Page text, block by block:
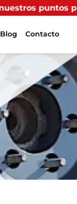
más
Blog Contacto